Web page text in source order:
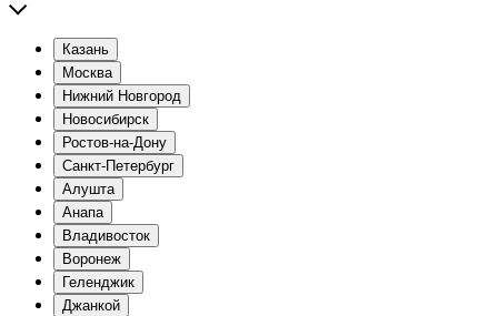
Казань
Москва
Нижний Новгород
Новосибирск
Ростов-на-Дону
Санкт-Петербург
Алушта
Анапа
Владивосток
Воронеж
Геленджик
Джанкой